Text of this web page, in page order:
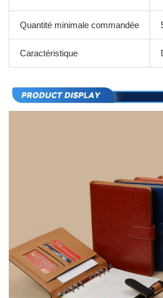
Quantité minimale commandée
Caractéristique